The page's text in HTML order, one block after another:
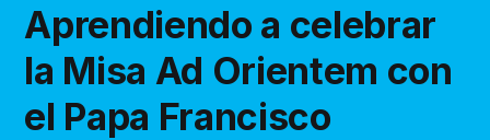
Aprendiendo a celebrar
la Misa Ad Orientem con
el Papa Francisco